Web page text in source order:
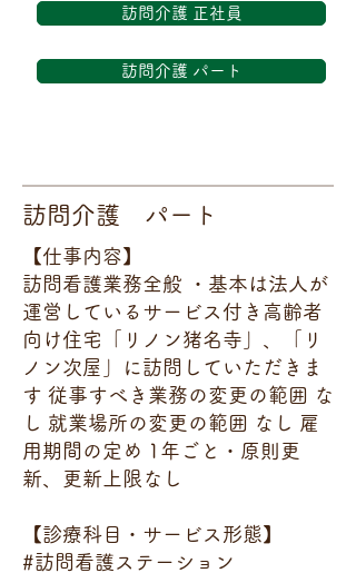
訪問介護 正社員
訪問介護 パート
訪問介護 パート
【仕事内容】
訪問看護業務全般 ・基本は法人が
運営しているサービス付き高齢者
向け住宅「リノン猪名寺」、「リ
ノン次屋」に訪問していただきま
す 従事すべき業務の変更の範囲 な
し 就業場所の変更の範囲 なし 雇
用期間の定め 1年ごと・原則更
新、更新上限なし
【診療科目・サービス形態】
#訪問看護ステーション